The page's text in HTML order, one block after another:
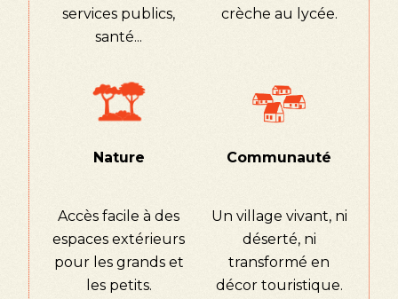
services publics,
santé...
crèche au lycée.
Nature
Accès facile à des
espaces extérieurs
pour les grands et
les petits.
Communauté
Un village vivant, ni
déserté, ni
transformé en
décor touristique.